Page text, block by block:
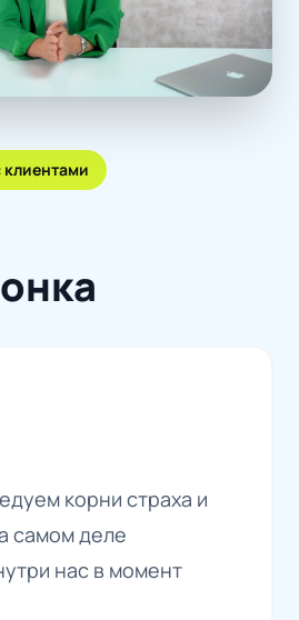
корни страха и
самом деле
нас в момент